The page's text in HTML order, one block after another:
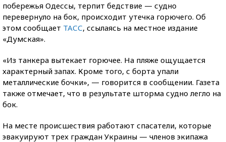
побережья Одессы, терпит бедствие — судно
перевернуло на бок, происходит утечка горючего. Об
этом сообщает ТАСС, ссылаясь на местное издание
«Думская».
«Из танкера вытекает горючее. На пляже ощущается
характерный запах. Кроме того, с борта упали
металлические бочки», — говорится в сообщении. Газета
также отмечает, что в результате шторма судно легло на
бок.
На месте происшествия работают спасатели, которые
эвакуируют трех граждан Украины — членов экипажа